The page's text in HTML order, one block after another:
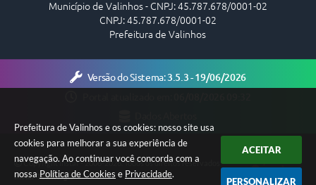
Prefeitura de Valinhos e os cookies: nosso site usa
cookies para melhorar a sua experiência de
navegação. Ao continuar você concorda com a
nossa Política de Cookies e Privacidade.
ACEITAR
PERSONALIZAR
Município de Valinhos - CNPJ: 45.787.678/0001-02
CNPJ: 45.787.678/0001-02
Prefeitura de Valinhos
Versão do Sistema:3.5.3 - 19/06/2026
Copyright Instar - 2006-2026. Todos os direitos reservados -
Instar Tecnologia